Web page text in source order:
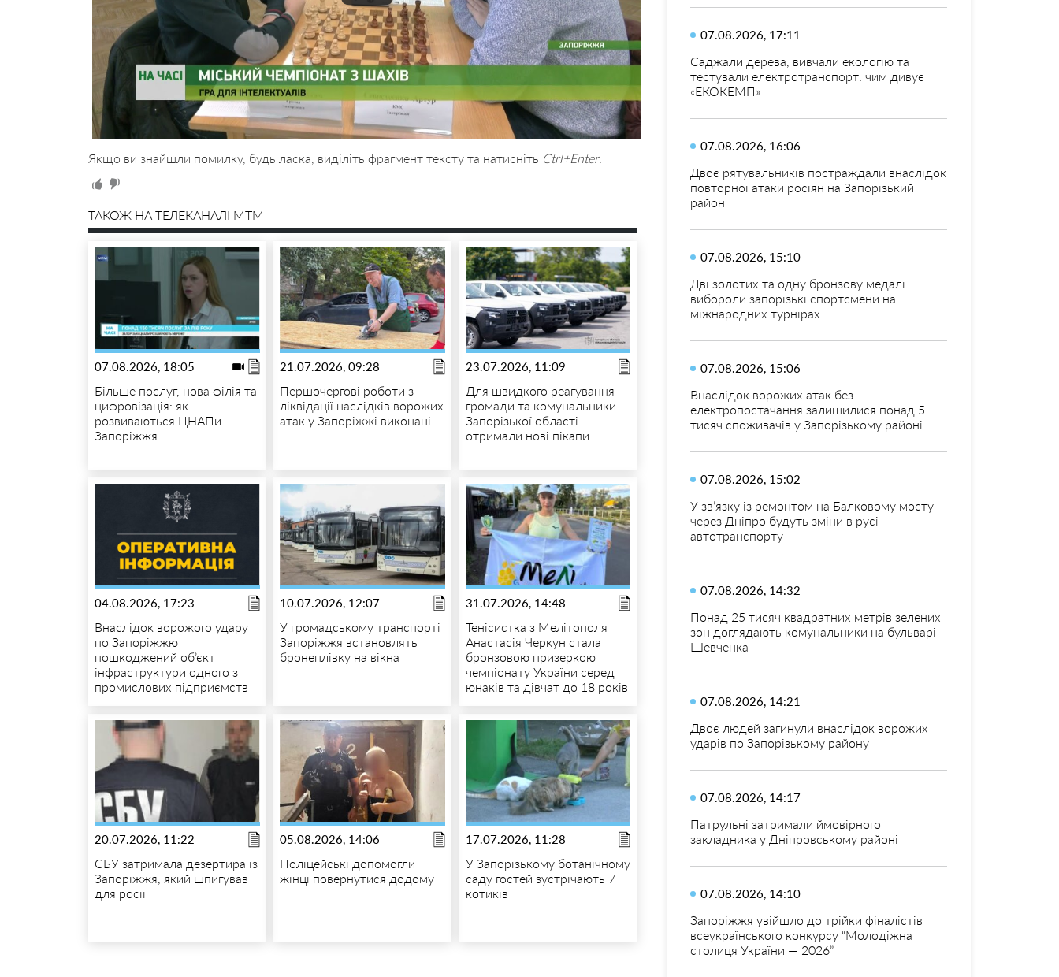
Якщо ви знайшли помилку, будь ласка, виділіть фрагмент тексту та натисніть Ctrl+Enter.
ТАКОЖ НА ТЕЛЕКАНАЛІ MTM
07.08.2026, 18:05
Більше послуг, нова філія та
цифровізація: як
розвиваються ЦНАПи
Запоріжжя
21.07.2026, 09:28
Першочергові роботи з
ліквідації наслідків ворожих
атак у Запоріжжі виконані
23.07.2026, 11:09
Для швидкого реагування
громади та комунальники
Запорізької області
отримали нові пікапи
04.08.2026, 17:23
Внаслідок ворожого удару
по Запоріжжю
пошкоджений об’єкт
інфраструктури одного з
промислових підприємств
10.07.2026, 12:07
У громадському транспорті
Запоріжжя встановлять
бронеплівку на вікна
31.07.2026, 14:48
Тенісистка з Мелітополя
Анастасія Черкун стала
бронзовою призеркою
чемпіонату України серед
юнаків та дівчат до 18 років
20.07.2026, 11:22
СБУ затримала дезертира із
Запоріжжя, який шпигував
для росії
05.08.2026, 14:06
Поліцейські допомогли
жінці повернутися додому
17.07.2026, 11:28
У Запорізькому ботанічному
саду гостей зустрічають 7
котиків
07.08.2026, 17:11
Саджали дерева, вивчали екологію та
тестували електротранспорт: чим дивує
«ЕКОКЕМП»
07.08.2026, 16:06
Двоє рятувальників постраждали внаслідок
повторної атаки росіян на Запорізький
район
07.08.2026, 15:10
Дві золотих та одну бронзову медалі
вибороли запорізькі спортсмени на
міжнародних турнірах
07.08.2026, 15:06
Внаслідок ворожих атак без
електропостачання залишилися понад 5
тисяч споживачів у Запорізькому районі
07.08.2026, 15:02
У зв’язку із ремонтом на Балковому мосту
через Дніпро будуть зміни в русі
автотранспорту
07.08.2026, 14:32
Понад 25 тисяч квадратних метрів зелених
зон доглядають комунальники на бульварі
Шевченка
07.08.2026, 14:21
Двоє людей загинули внаслідок ворожих
ударів по Запорізькому району
07.08.2026, 14:17
Патрульні затримали ймовірного
закладника у Дніпровському районі
07.08.2026, 14:10
Запоріжжя увійшло до трійки фіналістів
всеукраїнського конкурсу “Молодіжна
столиця України — 2026”